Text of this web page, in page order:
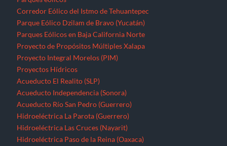
Corredor Eólico del Istmo de Tehuantepec
Parque Eólico Dzilam de Bravo (Yucatán)
Parques Eólicos en Baja California Norte
Proyecto de Propósitos Múltiples Xalapa
Proyecto Integral Morelos (PIM)
Proyectos Hídricos
Acueducto El Realito (SLP)
Acueducto Independencia (Sonora)
Acueducto Río San Pedro (Guerrero)
Hidroeléctrica La Parota (Guerrero)
Hidroeléctrica Las Cruces (Nayarit)
Hidroeléctrica Paso de la Reina (Oaxaca)